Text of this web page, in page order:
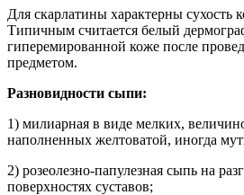
Для скарлатины характерны сухость
Типичным считается белый
гиперемированной коже после
предметом.
Разновидности сыпи:
1) милиарная в виде мелких,
наполненных желтоватой, иногда
2) розеолезно-папулезная сыпь на
поверхностях суставов;